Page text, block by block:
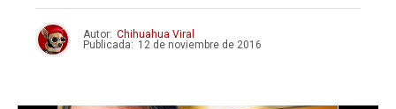
Autor: Chihuahua Viral
Publicada: 12 de noviembre de 2016